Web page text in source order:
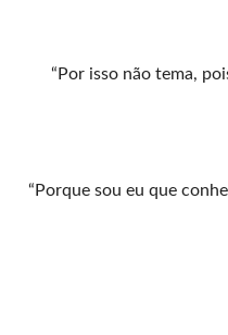
“Por isso não tema,
“Porque sou eu que